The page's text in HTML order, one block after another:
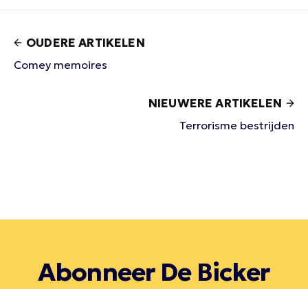
OUDERE ARTIKELEN
Comey memoires
NIEUWERE ARTIKELEN
Terrorisme bestrijden
Abonneer De Bicker